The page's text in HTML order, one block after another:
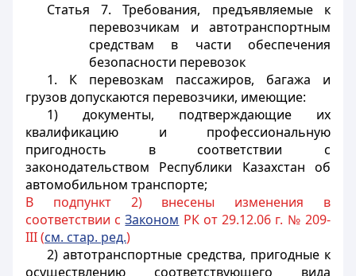
Статья 7.Требования, предъявляемые к
перевозчикам и автотранспортным
средствам в части обеспечения
безопасности перевозок
1. К перевозкам пассажиров, багажа и
грузов допускаются перевозчики, имеющие:
1) документы, подтверждающие их
квалификацию и профессиональную
пригодность в соответствии с
законодательством Республики Казахстан об
автомобильном транспорте;
В подпункт 2) внесены изменения в
соответствии сЗаконом РК от 29.12.06 г. № 209-
III (см. стар. ред.)
2) автотранспортные средства, пригодные к
осуществлению соответствующего вида